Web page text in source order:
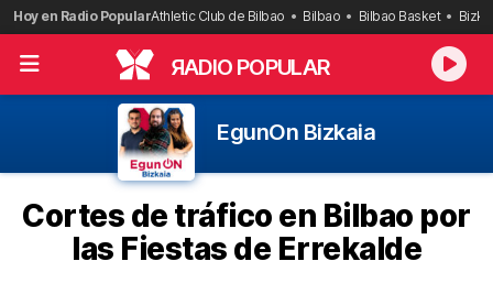
Saltar
al
contenido
Hoy en Radio PopularAthletic Club de Bilbao Bilbao Bilbao Basket
RADIO POPULAR
EgunOn Bizkaia
Cortes de tráfico en Bilbao por
las Fiestas de Errekalde